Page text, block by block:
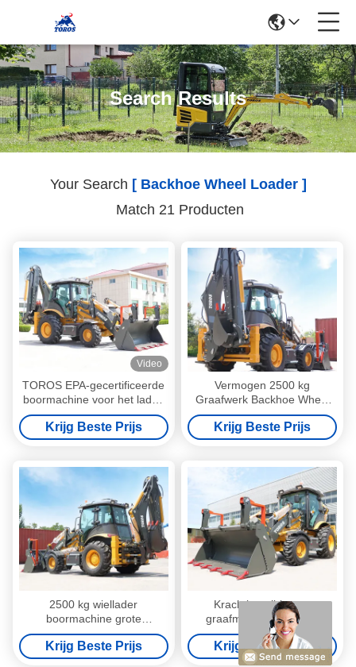
Search Results
Your Search [ Backhoe Wheel Loader ]
Match 21 Producten
Video
TOROS EPA-gecertificeerde
boormachine voor het laden
van wielen Hoge prestaties
Krijg Beste Prijs
Vermogen 2500 kg
Graafwerk Backhoe Wheel
Loader Machine Hoog
prestatieniveau
Krijg Beste Prijs
2500 kg wiellader
boormachine grote
boormachine meervoudige
functie
Krijg Beste Prijs
Krachtige all-in-one
graafmachine met een
emmercapaciteit van 1m3
Krijg Beste Prijs